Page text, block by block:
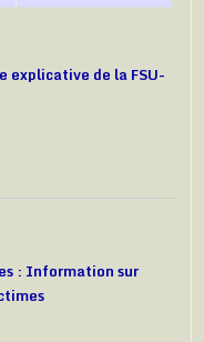
explicative de la FSU-
: Information sur